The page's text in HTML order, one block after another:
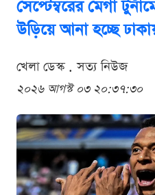
সেপ্টেম্বরের মেগা
উড়িয়ে আনা হচ্ছে
খেলা ডেস্ক . সত্য নিউজ
২০২৬ আগস্ট ০৩ ২০:৩৭:৩০